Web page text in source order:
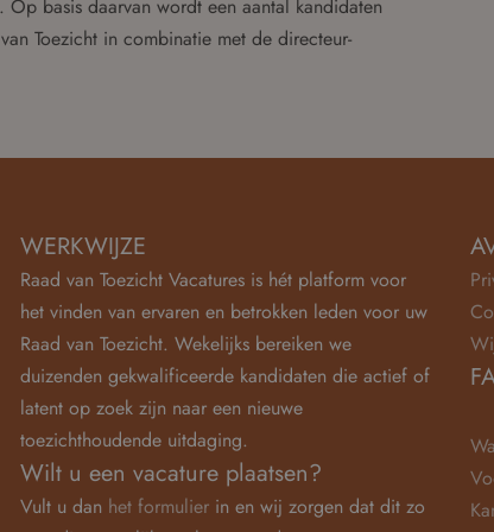
basis daarvan wordt een aantal kandidaten
Toezicht in combinatie met de directeur-
WERKWIJZE
Raad van Toezicht Vacatures is hét platform voor
het vinden van ervaren en betrokken leden voor uw
Raad van Toezicht. Wekelijks bereiken we
duizenden gekwalificeerde kandidaten die actief of
latent op zoek zijn naar een nieuwe
toezichthoudende uitdaging.
Wilt u een vacature plaatsen?
Vult u dan het formulierin en wij zorgen dat dit zo